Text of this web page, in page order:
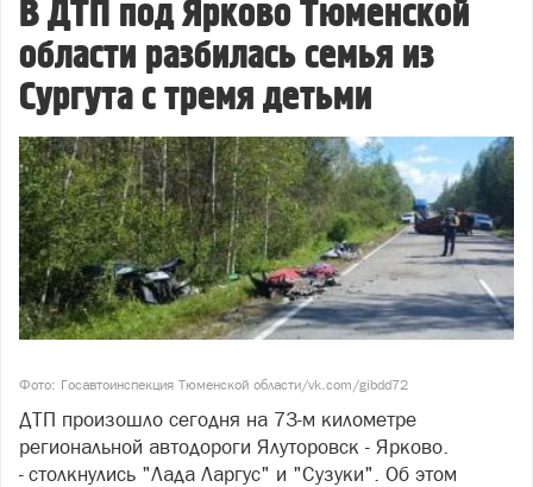
В ДТП под Ярково Тюменской
области разбилась семья из
Сургута с тремя детьми
Фото: Госавтоинспекция Тюменской области/vk.com/gibdd72
ДТП произошло сегодня на 73-м километре
региональной автодороги Ялуторовск - Ярково.
- столкнулись "Лада Ларгус" и "Сузуки". Об этом